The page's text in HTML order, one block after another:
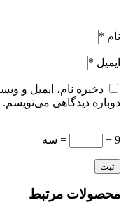
نام *
ایمیل *
ذخیره نام، ایمیل و
دوباره دیدگاهی می‌نویسم.
9 − = سه
محصولات مرتبط